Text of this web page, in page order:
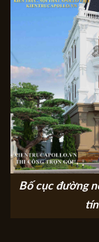
Bố cục đường